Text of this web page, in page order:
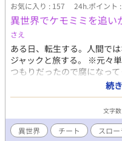
お気に入り : 157 24h.ポイント
異世界でケモミミを追い
さえ
ある日、転生する。人間で
ジャックと旅する。 ※元々
つもりだったので腐になっ
す。 ※背後注意系は☆つけ
たタイプを想定しています。
続
文字
異世界 チート スロ